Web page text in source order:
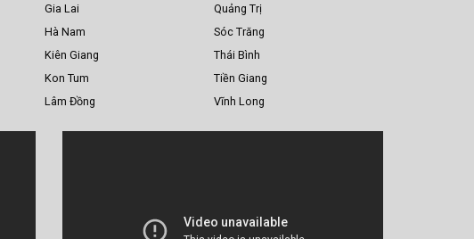
Gia Lai
Hà Nam
Kiên Giang
Kon Tum
Lâm Đồng
Quảng Trị
Sóc Trăng
Thái Bình
Tiền Giang
Vĩnh Long